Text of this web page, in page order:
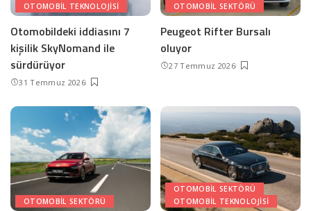
OTOMOBIL TEKNOLOJISI
Otomobildeki iddiasını 7
kişilik SkyNomand ile
sürdürüyor
31 Temmuz 2026
OTOMOBIL SEKTÖRÜ
Peugeot Rifter Bursalı
oluyor
27 Temmuz 2026
OTOMOBIL SEKTÖRÜ
OTOMOBIL SEKTÖRÜ
OTOMOBIL TEKNOLOJISI